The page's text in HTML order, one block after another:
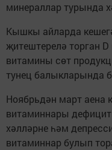
минераллар турында
Кышкы айларда
җитештерелә торган
витамины сөт
тунец балыкларында
Ноябрьдән март аена
витаминнары
хәлләрне һәм
витаминнар булып